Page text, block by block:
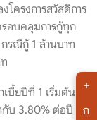
โครงการสวัสดิการ
รอบคลุมการกู้ทุก
รณีกู้ 1 ล้านบาท
เบี้ยปีที่ 1 เริ่มต้น
กับ 3.80% ต่อปี
+
ก